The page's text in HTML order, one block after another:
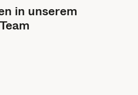
in unserem